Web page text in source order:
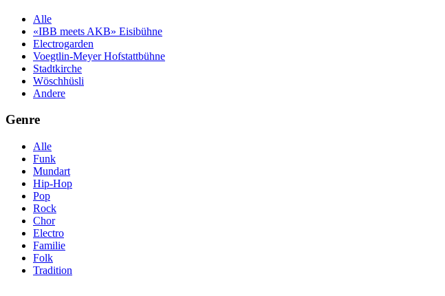
Alle
«IBB meets AKB» Eisibühne
Electrogarden
Voegtlin-Meyer Hofstattbühne
Stadtkirche
Wöschhüsli
Andere
Genre
Alle
Funk
Mundart
Hip-Hop
Pop
Rock
Chor
Electro
Familie
Folk
Tradition